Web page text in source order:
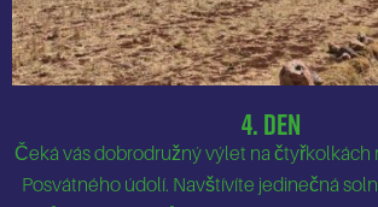
4. Den
Čeká vás dobrodružný výlet na čtyřkolkách
Posvátného údolí. Navštívíte jedinečná